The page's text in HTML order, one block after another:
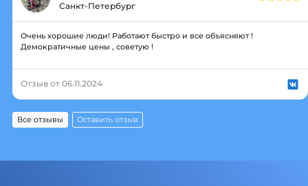
Санкт-Петербург
Очень хорошие люди! Работают быстро и все объясняют !
Демократичные цены , советую !
Отзыв от 06.11.2024
Все отзывы Оставить отзыв